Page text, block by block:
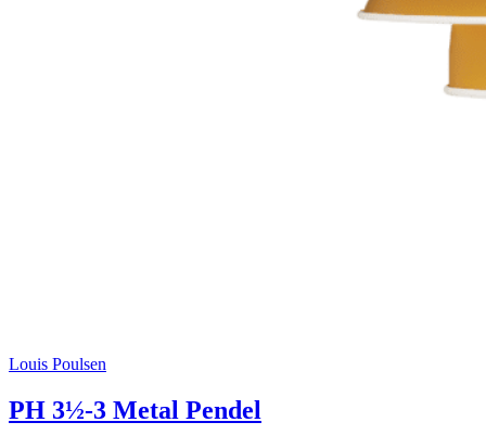
Louis Poulsen
PH 3½-3 Metal Pendel